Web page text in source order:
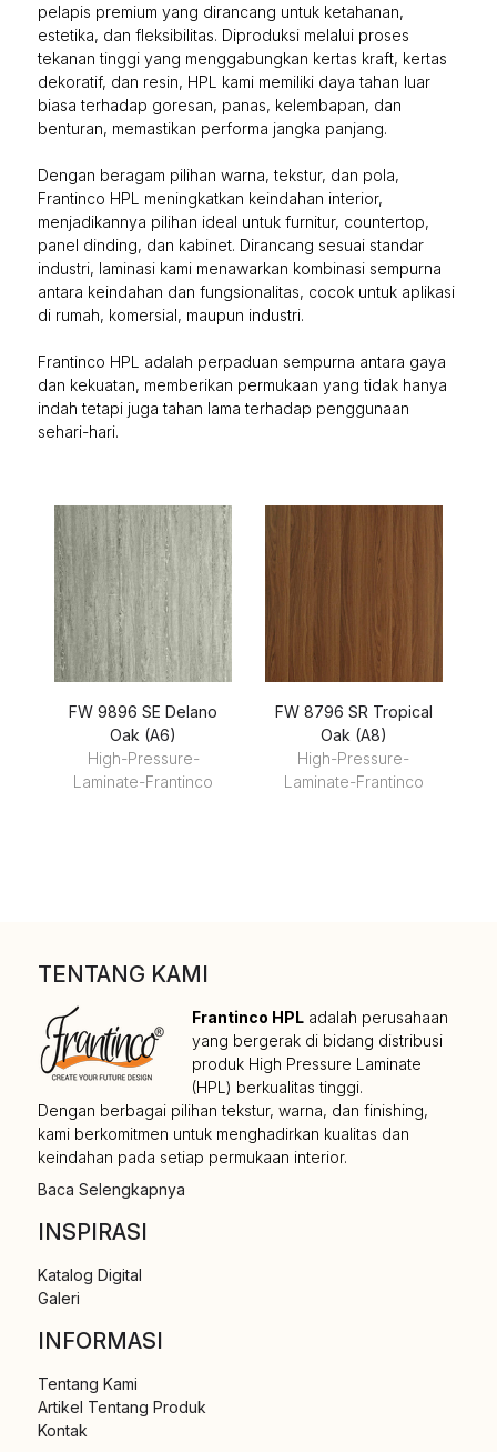
pelapis premium yang dirancang untuk ketahanan,
estetika, dan fleksibilitas. Diproduksi melalui proses
tekanan tinggi yang menggabungkan kertas kraft, kertas
dekoratif, dan resin, HPL kami memiliki daya tahan luar
biasa terhadap goresan, panas, kelembapan, dan
benturan, memastikan performa jangka panjang.
Dengan beragam pilihan warna, tekstur, dan pola,
Frantinco HPL meningkatkan keindahan interior,
menjadikannya pilihan ideal untuk furnitur, countertop,
panel dinding, dan kabinet. Dirancang sesuai standar
industri, laminasi kami menawarkan kombinasi sempurna
antara keindahan dan fungsionalitas, cocok untuk aplikasi
di rumah, komersial, maupun industri.
Frantinco HPL adalah perpaduan sempurna antara gaya
dan kekuatan, memberikan permukaan yang tidak hanya
indah tetapi juga tahan lama terhadap penggunaan
sehari-hari.
FW 9896 SE Delano
Oak (A6)
High-Pressure-
Laminate-Frantinco
FW 8796 SR Tropical
Oak (A8)
High-Pressure-
Laminate-Frantinco
TENTANG KAMI
Frantinco HPL adalah perusahaan
yang bergerak di bidang distribusi
produk High Pressure Laminate
(HPL) berkualitas tinggi.
Dengan berbagai pilihan tekstur, warna, dan finishing,
kami berkomitmen untuk menghadirkan kualitas dan
keindahan pada setiap permukaan interior.
Baca Selengkapnya
INSPIRASI
Katalog Digital
Galeri
INFORMASI
Tentang Kami
Artikel Tentang Produk
Kontak